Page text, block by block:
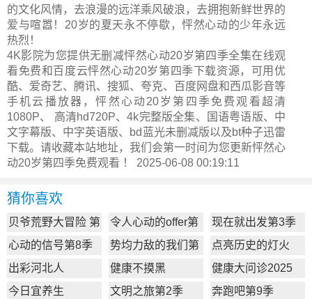
的文化风情，去浪漫的远洋乘风破浪，去拥抱新鲜世界的
爱与喧嚣！20岁的夏天永不停歇，怦然心动的少年永远
热烈！
4K影院为您提供无删减怦然心动20岁第四季全集在线观
看免费和百度云怦然心动20岁第四季下载资源，可用优
酷、爱奇艺、腾讯、搜狐、夸克、百度网盘和西瓜影音等
手机云播放器，怦然心动20岁第四季免费观看超清
1080P、 高清hd720P、4k完整版全集、国语粤语版、中
文字幕版、中字英语版、bd蓝光未删减版以及bt种子迅雷
下载。请收藏本站地址，我们会第一时间为您更新怦然心
动20岁第四季免费观看 ！ 2025-06-08 00:19:11
猜你喜欢
贝爷荒野大冒险 第
一季
令人心动的offer第
7季
现在就出发第3季
心动的信号第8季
势均力敌的我们第
2季
点亮历史的灯火
出彩河北人
健康不摸黑
健康大问诊2025
今日宜养生
文明之旅第2季 奔跑吧第9季